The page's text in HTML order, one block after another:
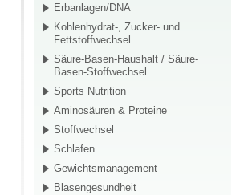
Erbanlagen/DNA
Kohlenhydrat-, Zucker- und
Fettstoffwechsel
Säure-Basen-Haushalt / Säure-
Basen-Stoffwechsel
Sports Nutrition
Aminosäuren & Proteine
Stoffwechsel
Schlafen
Gewichtsmanagement
Blasengesundheit